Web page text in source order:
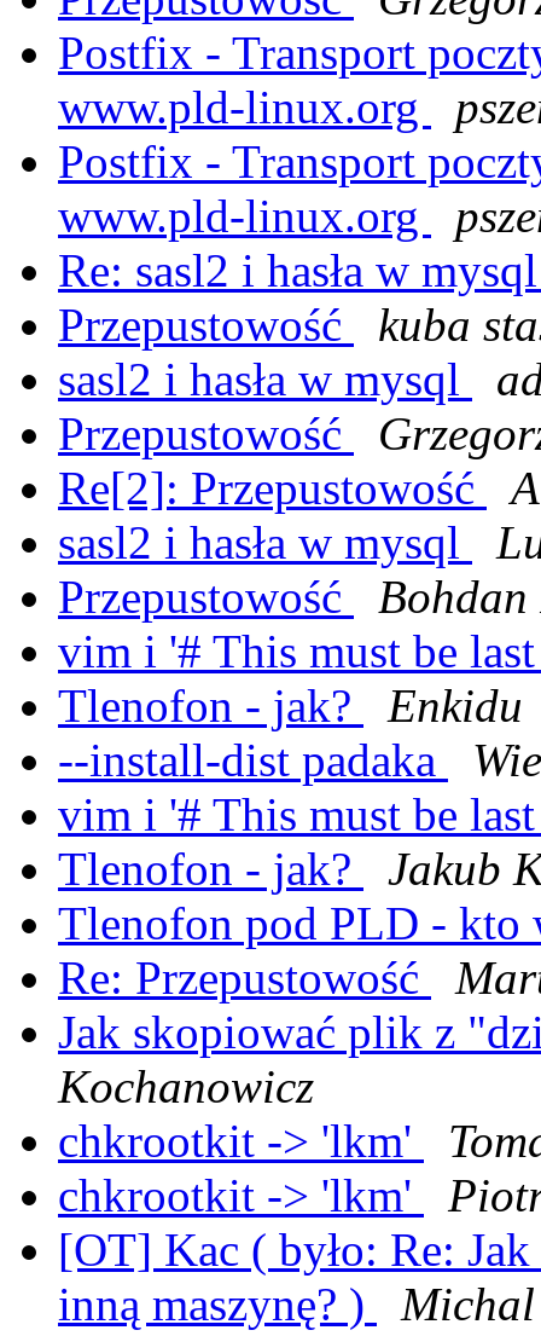
Postfix - Transport
www.pld-linux.org
Postfix - Transport
www.pld-linux.org
Re: sasl2 i hasła w
Przepustowość
kuba
sasl2 i hasła w mysql
Przepustowość
Re[2]: Przepustowość
sasl2 i hasła w mysql
Przepustowość
Bohdan
vim i '# This must be
Tlenofon - jak?
Enkidu
--install-dist padaka
vim i '# This must be
Tlenofon - jak?
Jakub
Tlenofon pod PLD - kto
Re: Przepustowość
Jak skopiować plik z
Kochanowicz
chkrootkit -> 'lkm'
chkrootkit -> 'lkm'
[OT] Kac ( było: Re:
inną maszynę? )
Michal